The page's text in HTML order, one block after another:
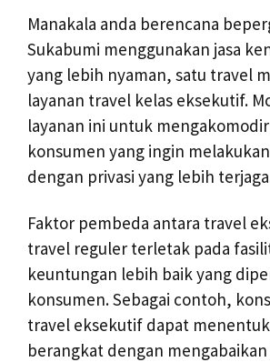
Manakala anda berencana
Sukabumi menggunakan jasa
yang lebih nyaman, satu travel
layanan travel kelas eksekutif.
layanan ini untuk
konsumen yang ingin
dengan privasi yang lebih
Faktor pembeda antara travel
travel reguler terletak pada
keuntungan lebih baik yang
konsumen. Sebagai contoh,
travel eksekutif dapat
berangkat dengan